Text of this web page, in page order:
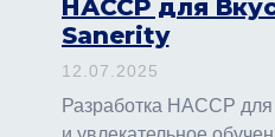
НАССР для
Sanerity
12.07.2025
Разработка НАССР